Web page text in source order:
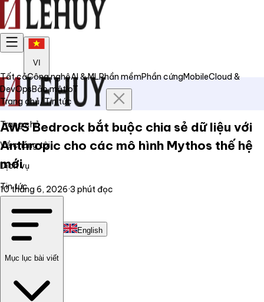
VI
Trang chủ
Về chúng tôi
Dịch vụ
Tin tức
Liên hệ
Tiếng Việt English
Tất cảCông nghệAI & MLPhần mềmPhần cứngMobileCloud &
DevOpsBảo mậtIoT
Trang chủ/Tin tức
AWS Bedrock bắt buộc chia sẻ dữ liệu với
Anthropic cho các mô hình Mythos thế hệ
mới
10 tháng 6, 2026·3 phút đọc
Mục lục bài viết